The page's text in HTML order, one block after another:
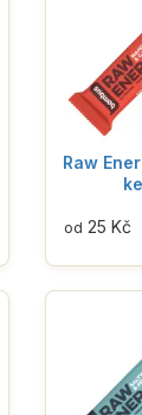
Raw
od 25 Kč